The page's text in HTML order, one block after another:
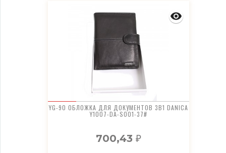
YG-90 ОБЛОЖКА ДЛЯ ДОКУМЕНТОВ 3В1 DANICA
Y1007-DA-S001-37#
700,43 ₽